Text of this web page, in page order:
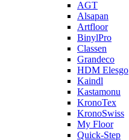
AGT
Alsapan
Artfloor
BinylPro
Classen
Grandeco
HDM Elesgo
Kaindl
Kastamonu
KronoTex
KronoSwiss
My Floor
Quick-Step